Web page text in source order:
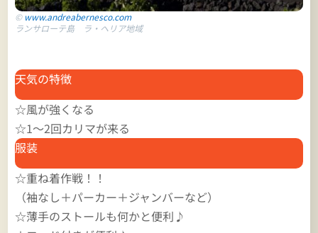
© www.andreabernesco.com
ランサローテ島 ラ・ヘリア地域
天気の特徴
☆風が強くなる
☆1～2回カリマが来る
服装
☆重ね着作戦！！
（袖なし＋パーカー＋ジャンバーなど）
☆薄手のストールも何かと便利♪